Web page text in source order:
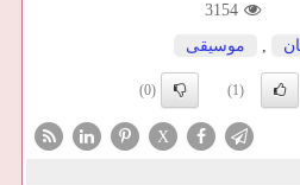
3154
, موسیقی
(1)
(0)
X